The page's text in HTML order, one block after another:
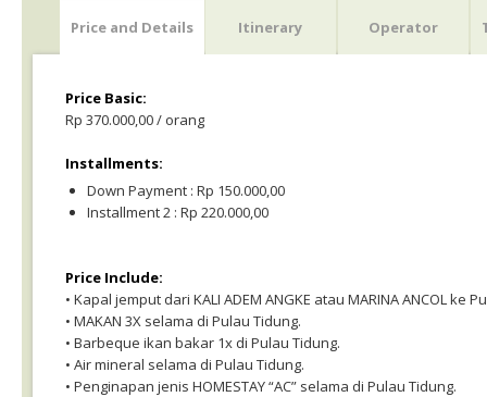
Price and Details Itinerary Operator
Price Basic:
Rp 370.000,00 / orang
Installments:
Down Payment : Rp 150.000,00
Installment 2 : Rp 220.000,00
Price Include:
• Kapal jemput dari KALI ADEM ANGKE atau MARINA ANCOL ke
• MAKAN 3X selama di Pulau Tidung.
• Barbeque ikan bakar 1x di Pulau Tidung.
• Air mineral selama di Pulau Tidung.
• Penginapan jenis HOMESTAY “AC” selama di Pulau Tidung.